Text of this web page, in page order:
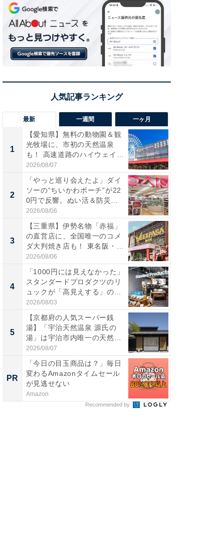
最新 一週間 一ヶ月
1
【愛知県】無料の動物園＆観
光牧場に、市初の天然温泉
も！ 高速道路のハイウェイオ
ア...
2026/08/07
2
「やっと巡り会えたよ」ダイ
ソーの“ちいかわポーチ”が22
0円で反響。ぬい活＆防災...
2026/08/06
3
【三重県】伊勢名物「赤福」
の直営店に、全国唯一のコメ
ダ大判焼き店も！ 東名阪・
伊...
2026/08/06
4
「1000円には見えなかった」
スタンダードプロダクツのリ
ュックが「高見えする」の...
2026/08/03
5
【京都府の人気スーパー銭
湯】「宇治天然温泉 源氏の
湯」は宇治市内唯一の天然温
泉と...
2026/08/07
PR
「今日の目玉商品は？」毎日
変わるAmazonタイムセール
が見逃せない
Amazon
Recommended by